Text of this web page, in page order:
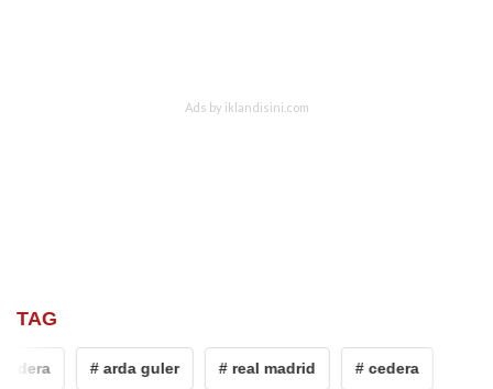
TAG
# arda guler # real madrid # cedera